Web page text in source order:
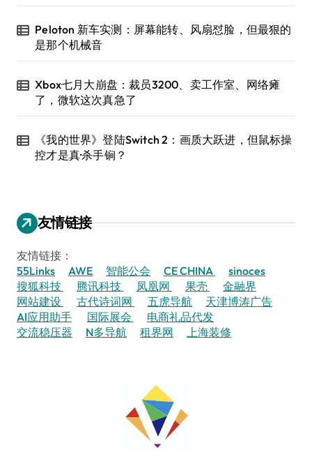
Peloton 新车实测：屏幕能转、风扇怼脸，但最狠的
是那个机械音
Xbox七月大崩盘：裁员3200、卖工作室、网络瘫
了，微软这次真急了
《我的世界》登陆Switch 2：画质大跃进，但鼠标操
控才是真·杀手锏？
友情链接
友情链接：
55Links
AWE 智能公会 CE CHINA
sinoces
搜狐科技
腾讯科技 凤凰网 果壳
金融界
网站建设
古代诗词网 五虎导航
天津博涛广告
AI应用助手
国际展会
电商礼品代发
交流稳压器
N多导航 租界网 上海装修